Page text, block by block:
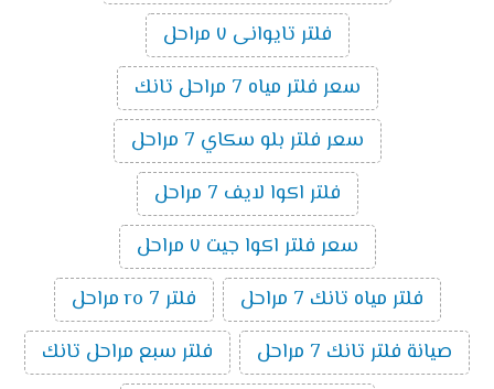
فلتر تايوانى ٧ مراحل
سعر فلتر مياه 7 مراحل تانك
سعر فلتر بلو سكاي 7 مراحل
فلتر اكوا لايف 7 مراحل
سعر فلتر اكوا جيت ٧ مراحل
فلتر مياه تانك 7 مراحل
فلتر ro 7 مراحل
صيانة فلتر تانك 7 مراحل
فلتر سبع مراحل تانك